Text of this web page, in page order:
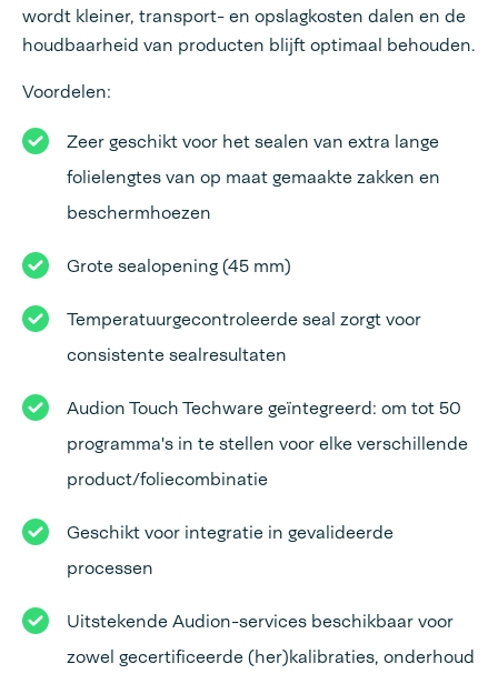
wordt kleiner, transport- en opslagkosten dalen en de
houdbaarheid van producten blijft optimaal behouden.
Voordelen:
Zeer geschikt voor het sealen van extra lange
folielengtes van op maat gemaakte zakken en
beschermhoezen
Grote sealopening (45 mm)
Temperatuurgecontroleerde seal zorgt voor
consistente sealresultaten
Audion Touch Techware geïntegreerd: om tot 50
programma's in te stellen voor elke verschillende
product/foliecombinatie
Geschikt voor integratie in gevalideerde
processen
Uitstekende Audion-services beschikbaar voor
zowel gecertificeerde (her)kalibraties, onderhoud